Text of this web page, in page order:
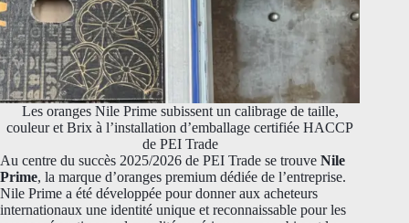
Les oranges Nile Prime subissent un calibrage de taille,
couleur et Brix à l’installation d’emballage certifiée HACCP
de PEI Trade
Au centre du succès 2025/2026 de PEI Trade se trouve Nile
Prime, la marque d’oranges premium dédiée de l’entreprise.
Nile Prime a été développée pour donner aux acheteurs
internationaux une identité unique et reconnaissable pour les